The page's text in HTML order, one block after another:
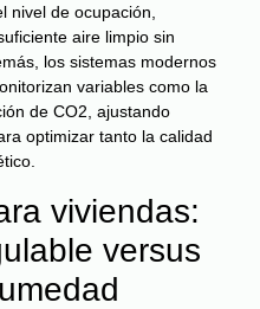
nivel de ocupación,
aire limpio sin
los sistemas modernos
variables como la
de CO2, ajustando
optimizar tanto la calidad
viviendas:
versus